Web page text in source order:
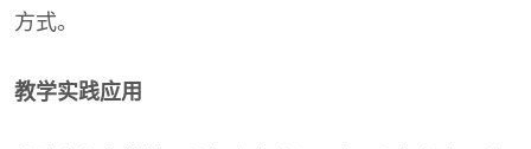
方式。
教学实践应用